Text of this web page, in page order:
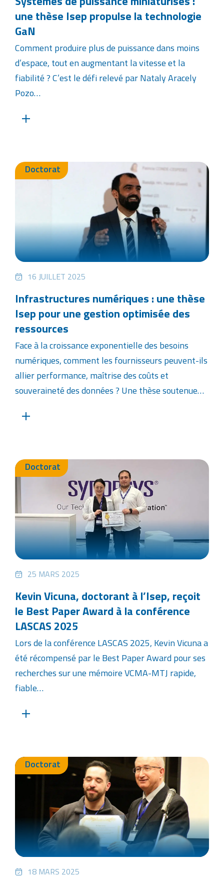
une thèse Isep propulse la technologie
GaN
Comment produire plus de puissance dans moins
d’espace, tout en augmentant la vitesse et la
fiabilité ? C’est le défi relevé par Nataly Aracely
Pozo…
Doctorat
16 JUILLET 2025
Infrastructures numériques : une thèse
Isep pour une gestion optimisée des
ressources
Face à la croissance exponentielle des besoins
numériques, comment les fournisseurs peuvent-ils
allier performance, maîtrise des coûts et
souveraineté des données ? Une thèse soutenue…
Doctorat
25 MARS 2025
Kevin Vicuna, doctorant à l’Isep, reçoit
le Best Paper Award à la conférence
LASCAS 2025
Lors de la conférence LASCAS 2025, Kevin Vicuna a
été récompensé par le Best Paper Award pour ses
recherches sur une mémoire VCMA-MTJ rapide,
fiable…
Doctorat
18 MARS 2025